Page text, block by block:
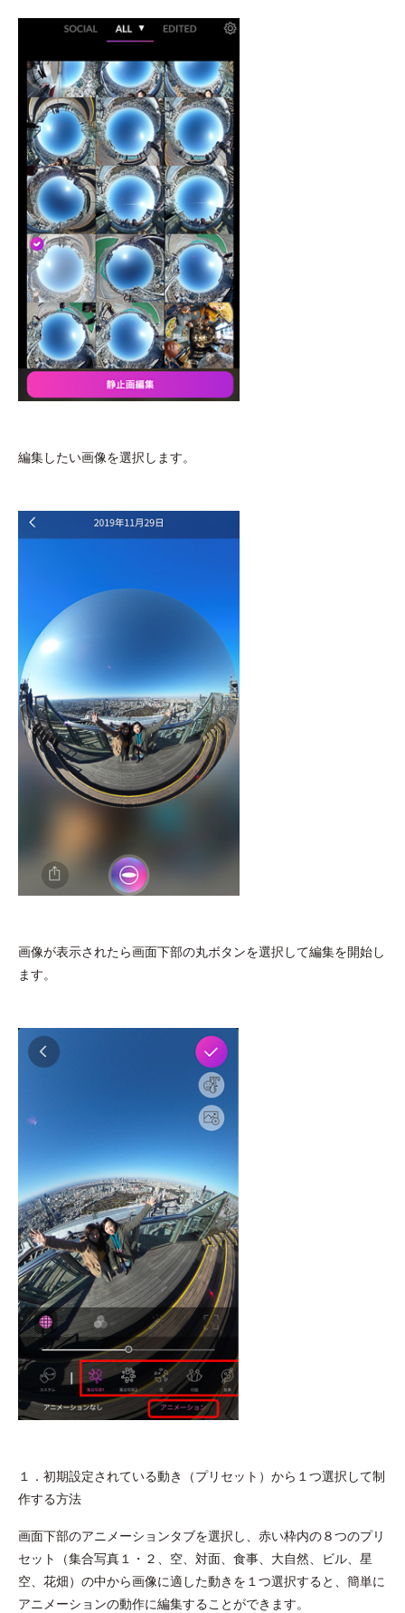
編集したい画像を選択します。
画像が表示されたら画面下部の丸ボタンを選択して編集を開始し
ます。
１．初期設定されている動き（プリセット）から１つ選択して制
作する方法
画面下部のアニメーションタブを選択し、赤い枠内の８つのプリ
セット（集合写真１・２、空、対面、食事、大自然、ビル、星
空、花畑）の中から画像に適した動きを１つ選択すると、簡単に
アニメーションの動作に編集することができます。